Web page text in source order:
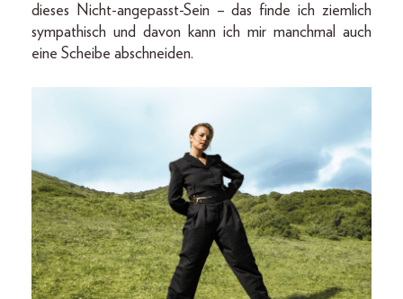
dieses Nicht-angepasst-Sein – das finde ich ziemlich
sympathisch und davon kann ich mir manchmal auch
eine Scheibe abschneiden.